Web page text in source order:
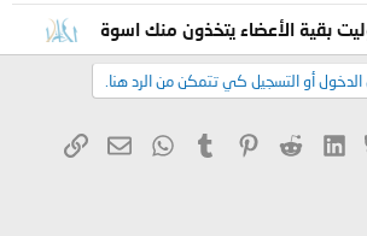
بقية الأعضاء يتخذون منك اسوة
أو التسجيل كي تتمكن من الرد هنا.
Bluesky
LinkedIn
Reddit
Pinterest
Tumblr
WhatsApp
البريد